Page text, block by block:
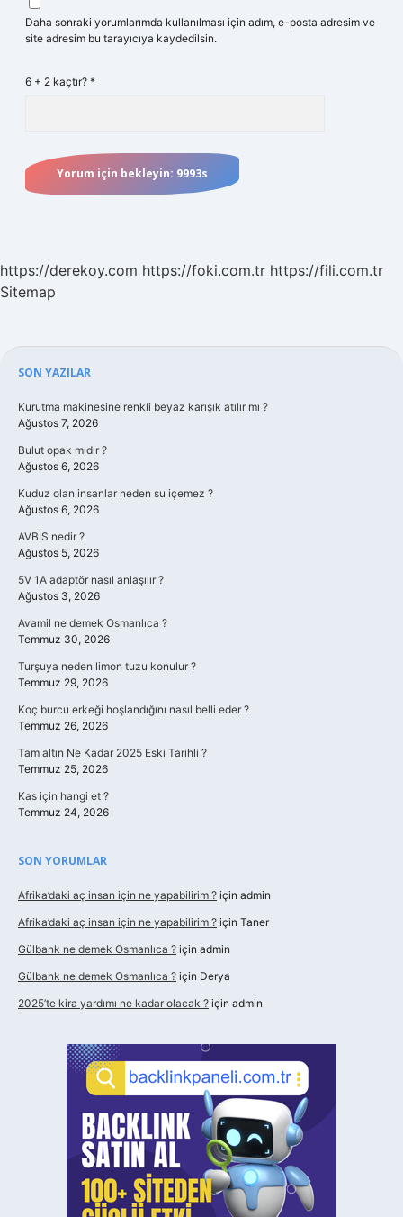
Daha sonraki yorumlarımda kullanılması için adım, e-posta adresim ve
site adresim bu tarayıcıya kaydedilsin.
6 + 2 kaçtır? *
https://derekoy.com https://foki.com.tr https://fili.com.tr
Sitemap
Sidebar
SON YAZILAR
Kurutma makinesine renkli beyaz karışık atılır mı ?
Ağustos 7, 2026
Bulut opak mıdır ?
Ağustos 6, 2026
Kuduz olan insanlar neden su içemez ?
Ağustos 6, 2026
AVBİS nedir ?
Ağustos 5, 2026
5V 1A adaptör nasıl anlaşılır ?
Ağustos 3, 2026
Avamil ne demek Osmanlıca ?
Temmuz 30, 2026
Turşuya neden limon tuzu konulur ?
Temmuz 29, 2026
Koç burcu erkeği hoşlandığını nasıl belli eder ?
Temmuz 26, 2026
Tam altın Ne Kadar 2025 Eski Tarihli ?
Temmuz 25, 2026
Kas için hangi et ?
Temmuz 24, 2026
SON YORUMLAR
Afrika’daki aç insan için ne yapabilirim ? için admin
Afrika’daki aç insan için ne yapabilirim ? için Taner
Gülbank ne demek Osmanlıca ? için admin
Gülbank ne demek Osmanlıca ? için Derya
2025’te kira yardımı ne kadar olacak ? için admin